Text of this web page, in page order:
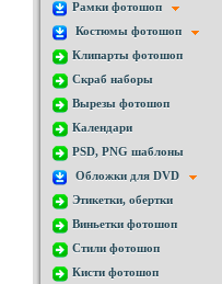
Рамки фотошоп
Костюмы фотошоп
Клипарты фотошоп
Скраб наборы
Вырезы фотошоп
Календари
PSD, PNG шаблоны
Обложки для DVD
Этикетки, обертки
Виньетки фотошоп
Стили фотошоп
Кисти фотошоп